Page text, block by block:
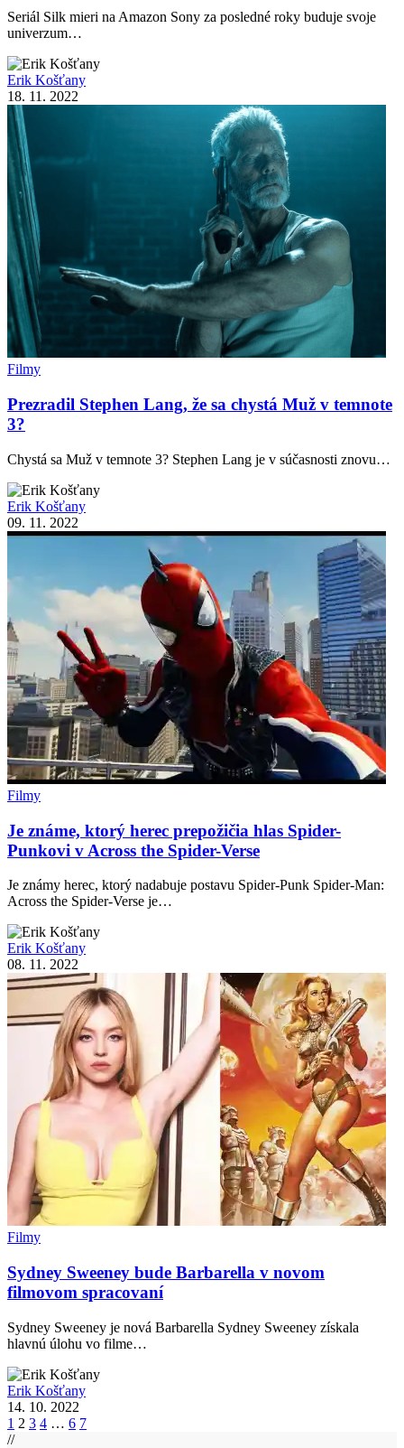
Seriál Silk mieri na Amazon Sony za posledné roky buduje svoje
univerzum…
Erik Košťany
18. 11. 2022
Filmy
Prezradil Stephen Lang, že sa chystá Muž v temnote
3?
Chystá sa Muž v temnote 3? Stephen Lang je v súčasnosti znovu…
Erik Košťany
09. 11. 2022
Filmy
Je známe, ktorý herec prepožičia hlas Spider-
Punkovi v Across the Spider-Verse
Je známy herec, ktorý nadabuje postavu Spider-Punk Spider-Man:
Across the Spider-Verse je…
Erik Košťany
08. 11. 2022
Filmy
Sydney Sweeney bude Barbarella v novom
filmovom spracovaní
Sydney Sweeney je nová Barbarella Sydney Sweeney získala
hlavnú úlohu vo filme…
Erik Košťany
14. 10. 2022
1 2 3 4 … 6 7
//